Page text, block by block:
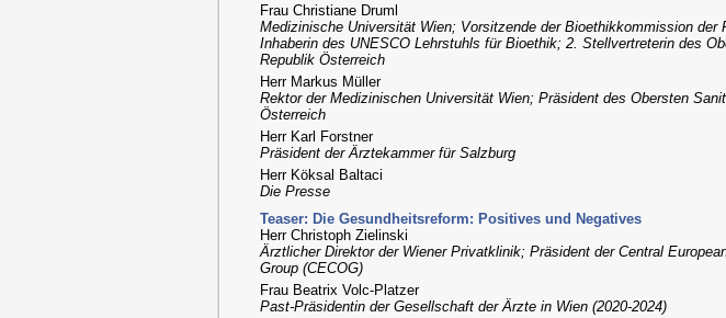
Frau Christiane Druml
Medizinische Universität Wien; Vorsitzende der Bioethikkommission der
Inhaberin des UNESCO Lehrstuhls für Bioethik; 2. Stellvertreterin des
Republik Österreich
Herr Markus Müller
Rektor der Medizinischen Universität Wien; Präsident des Obersten
Österreich
Herr Karl Forstner
Präsident der Ärztekammer für Salzburg
Herr Köksal Baltaci
Die Presse
Teaser: Die Gesundheitsreform: Positives und Negatives
Herr Christoph Zielinski
Ärztlicher Direktor der Wiener Privatklinik; Präsident der Central
Group (CECOG)
Frau Beatrix Volc-Platzer
Past-Präsidentin der Gesellschaft der Ärzte in Wien (2020-2024)